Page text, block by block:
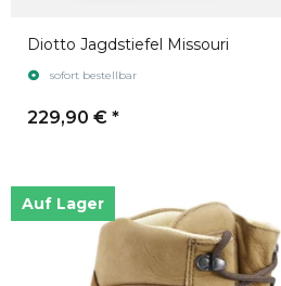
Diotto Jagdstiefel Missouri
sofort bestellbar
229,90 € *
Auf Lager